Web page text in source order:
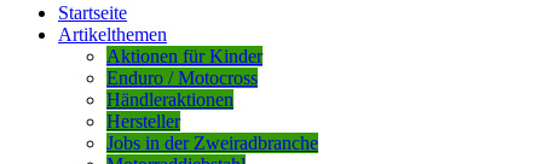
Startseite
Artikelthemen
Aktionen für Kinder
Enduro / Motocross
Händleraktionen
Hersteller
Jobs in der Zweiradbranche